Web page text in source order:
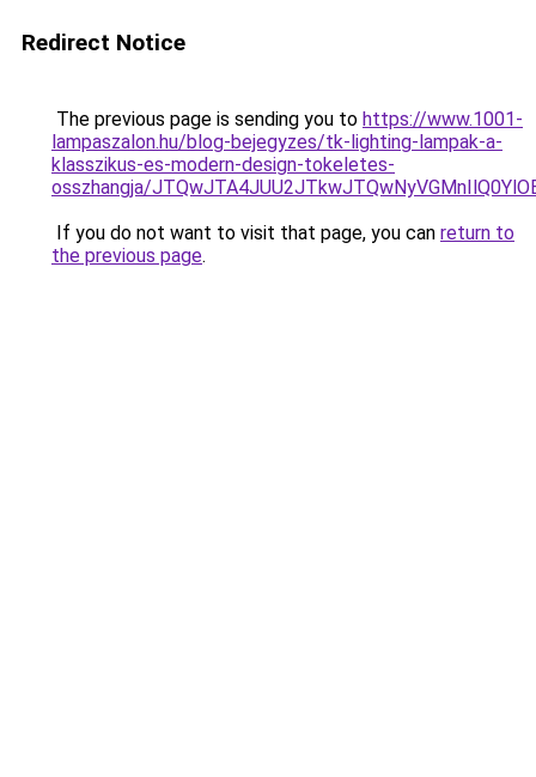
Redirect Notice
The previous page is sending you to https://www.1001-
lampaszalon.hu/blog-bejegyzes/tk-lighting-lampak-a-
klasszikus-es-modern-design-tokeletes-
osszhangja/
If you do not want to visit that page, you can return to
the previous page.